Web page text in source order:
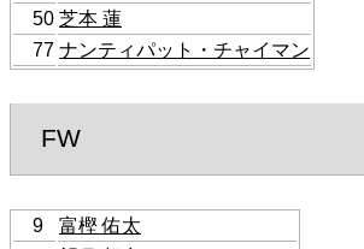
50 芝本 蓮
77 ナンティパット・チャイマン
FW
9
富樫 佑太